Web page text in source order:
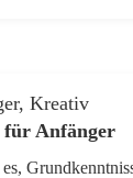
für Anfänger